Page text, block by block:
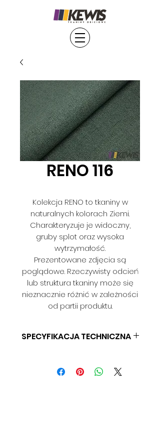
RENO 116
Kolekcja RENO to tkaniny w
naturalnych kolorach Ziemi.
Charakteryzuje je widoczny,
gruby splot oraz wysoka
wytrzymałość.
Prezentowane zdjęcia są
poglądowe. Rzeczywisty odcień
lub struktura tkaniny może się
nieznacznie różnić w zależności
od partii produktu.
SPECYFIKACJA TECHNICZNA
GRAMATURA: 450 G/M2
SZEROKOŚĆ: 145 CM